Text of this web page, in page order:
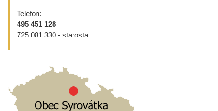
Telefon:
495 451 128
725 081 330 - starosta